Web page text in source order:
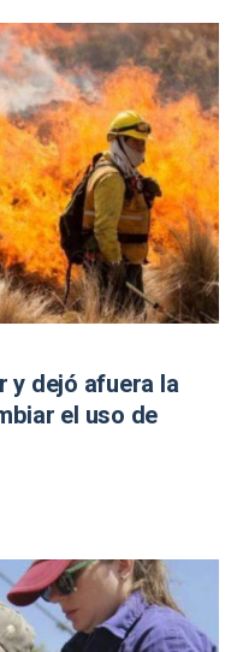
y dejó afuera la
el uso de